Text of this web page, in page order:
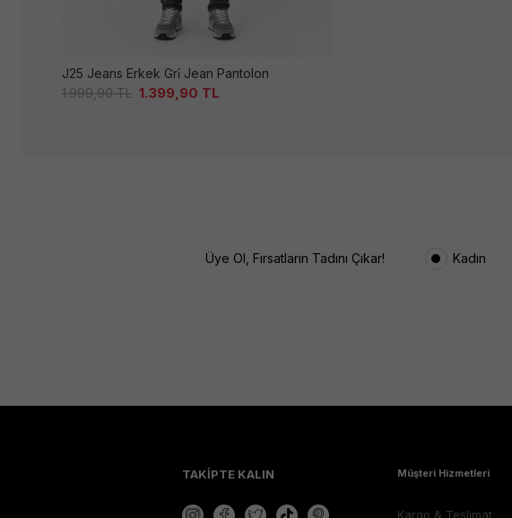
J25 Jeans Erkek Gri̇ Jean Pantolon
1.999,90TL 1.399,90 TL
Üye Ol, Fırsatların Tadını Çıkar! Kadın
TAKİPTE KALIN Müşteri Hizmetleri
Kargo & Teslimat